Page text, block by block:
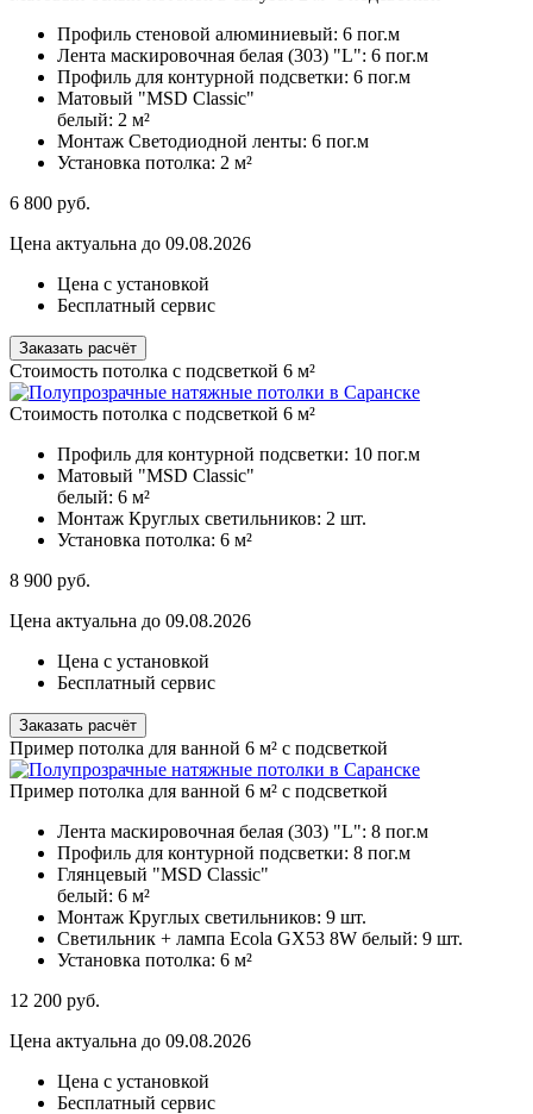
Профиль стеновой алюминиевый: 6 пог.м
Лента маскировочная белая (303) "L": 6 пог.м
Профиль для контурной подсветки: 6 пог.м
Матовый "MSD Classic"
белый: 2 м²
Монтаж Светодиодной ленты: 6 пог.м
Установка потолка: 2 м²
6 800 руб.
Цена актуальна до 09.08.2026
Цена с установкой
Бесплатный сервис
Заказать расчёт
Стоимость потолка с подсветкой 6 м²
Стоимость потолка с подсветкой 6 м²
Профиль для контурной подсветки: 10 пог.м
Матовый "MSD Classic"
белый: 6 м²
Монтаж Круглых светильников: 2 шт.
Установка потолка: 6 м²
8 900 руб.
Цена актуальна до 09.08.2026
Цена с установкой
Бесплатный сервис
Заказать расчёт
Пример потолка для ванной 6 м² с подсветкой
Пример потолка для ванной 6 м² с подсветкой
Лента маскировочная белая (303) "L": 8 пог.м
Профиль для контурной подсветки: 8 пог.м
Глянцевый "MSD Classic"
белый: 6 м²
Монтаж Круглых светильников: 9 шт.
Светильник + лампа Ecola GX53 8W белый: 9 шт.
Установка потолка: 6 м²
12 200 руб.
Цена актуальна до 09.08.2026
Цена с установкой
Бесплатный сервис